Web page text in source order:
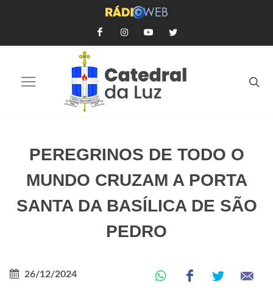
PEREGRINOS DE TODO O
MUNDO CRUZAM A PORTA
SANTA DA BASÍLICA DE SÃO
PEDRO
26/12/2024